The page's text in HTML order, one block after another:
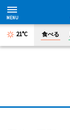
21°C 食べる